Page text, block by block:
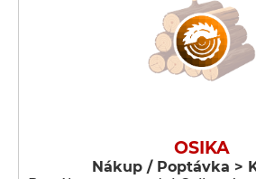
OSIKA
Nákup / Poptávka >